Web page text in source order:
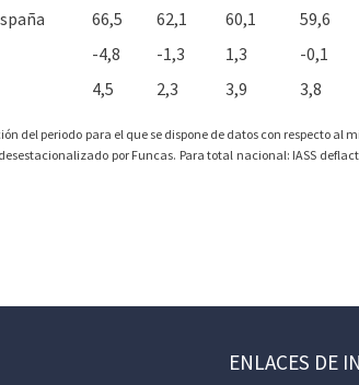
66,5 62,1 60,1 59,6
-4,8 -1,3 1,3 -0,1
4,5 2,3 3,9 3,8
del periodo para el que se dispone de datos con respecto
por Funcas. Para total nacional: IASS
ENLACES DE